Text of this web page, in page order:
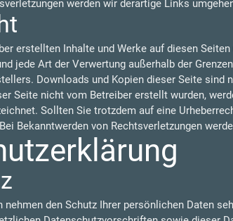
werden wir derartige Links
erstellten Inhalte und Werke auf diesen
jede Art der Verwertung außerhalb der
Downloads und Kopien dieser Seite
Seite nicht vom Betreiber erstellt wurden,
Sollten Sie trotzdem auf eine
Bekanntwerden von Rechtsverletzungen
nehmen den Schutz Ihrer persönlichen Daten